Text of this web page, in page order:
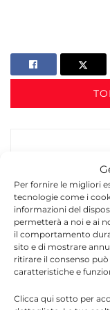
Per fornire le migliori
tecnologie come i
informazioni del
permetterà a noi e ai
il comportamento
sito e di mostrare
ritirare il consenso
caratteristiche e
Clicca qui sotto per
La redazione
da
accurati